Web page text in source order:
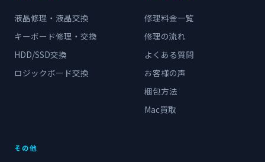
液晶修理・液晶交換
キーボード修理・交換
HDD/SSD交換
ロジックボード交換
修理料金一覧
修理の流れ
よくある質問
お客様の声
梱包方法
Mac買取
その他